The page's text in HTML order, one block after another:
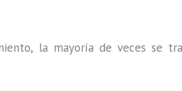
la mayoría de veces se